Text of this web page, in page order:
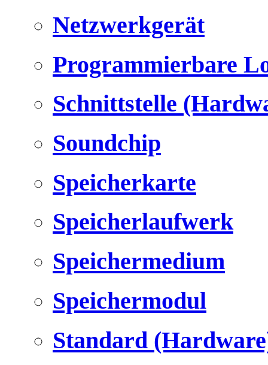
Netzwerkgerät
Programmierbare
Schnittstelle
Soundchip
Speicherkarte
Speicherlaufwerk
Speichermedium
Speichermodul
Standard